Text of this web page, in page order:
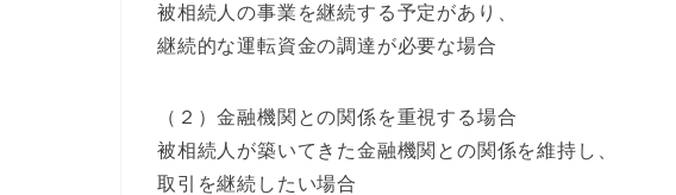
被相続人の事業を継続する予定があり、
継続的な運転資金の調達が必要な場合
（２）金融機関との関係を重視する場合
被相続人が築いてきた金融機関との関係を維持し、
取引を継続したい場合